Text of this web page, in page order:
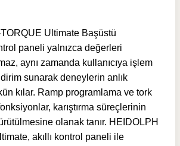
Ultimate Başüstü
paneli yalnızca değerleri
aynı zamanda kullanıcıya işlem
sunarak deneylerin anlık
kılar. Ramp programlama ve tork
karıştırma süreçlerinin
olanak tanır. HEIDOLPH
akıllı kontrol paneli ile